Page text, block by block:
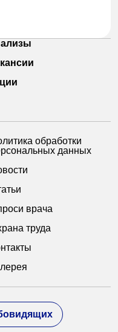
обработки
данных
врача
труда